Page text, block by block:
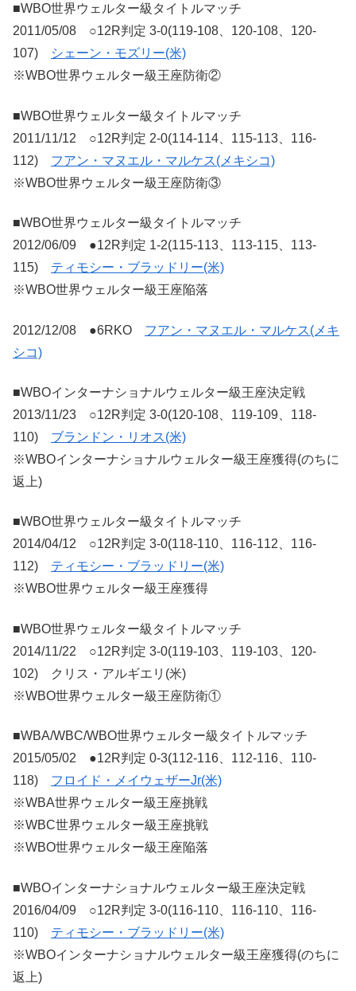
■WBO世界ウェルター級タイトルマッチ
2011/05/08 ○12R判定 3-0(119-108、120-108、120-
107)
シェーン・モズリー(米)
※WBO世界ウェルター級王座防衛②
■WBO世界ウェルター級タイトルマッチ
2011/11/12 ○12R判定 2-0(114-114、115-113、116-
112) フアン・マヌエル・マルケス(メキシコ)
※WBO世界ウェルター級王座防衛③
■WBO世界ウェルター級タイトルマッチ
2012/06/09 ●12R判定 1-2(115-113、113-115、113-
115) ティモシー・ブラッドリー(米)
※WBO世界ウェルター級王座陥落
2012/12/08 ●6RKO フアン・マヌエル・マルケス(メキ
シコ)
■WBOインターナショナルウェルター級王座決定戦
2013/11/23 ○12R判定 3-0(120-108、119-109、118-
110) ブランドン・リオス(米)
※WBOインターナショナルウェルター級王座獲得(のちに
返上)
■WBO世界ウェルター級タイトルマッチ
2014/04/12 ○12R判定 3-0(118-110、116-112、116-
112) ティモシー・ブラッドリー(米)
※WBO世界ウェルター級王座獲得
■WBO世界ウェルター級タイトルマッチ
2014/11/22 ○12R判定 3-0(119-103、119-103、120-
102) クリス・アルギエリ(米)
※WBO世界ウェルター級王座防衛①
■WBA/WBC/WBO世界ウェルター級タイトルマッチ
2015/05/02 ●12R判定 0-3(112-116、112-116、110-
118) フロイド・メイウェザーJr(米)
※WBA世界ウェルター級王座挑戦
※WBC世界ウェルター級王座挑戦
※WBO世界ウェルター級王座陥落
■WBOインターナショナルウェルター級王座決定戦
2016/04/09 ○12R判定 3-0(116-110、116-110、116-
110) ティモシー・ブラッドリー(米)
※WBOインターナショナルウェルター級王座獲得(のちに
返上)